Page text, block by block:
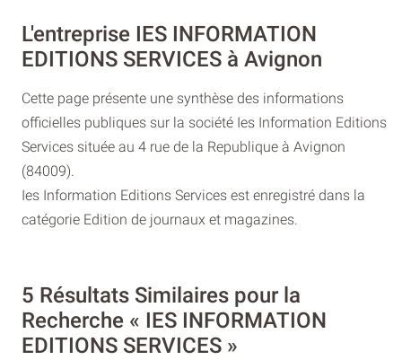
L'entreprise IES INFORMATION
EDITIONS SERVICES à Avignon
Cette page présente une synthèse des informations
officielles publiques sur la société Ies Information Editions
Services située au 4 rue de la Republique à Avignon
(84009).
Ies Information Editions Services est enregistré dans la
catégorie Edition de journaux et magazines.
5 Résultats Similaires pour la
Recherche « IES INFORMATION
EDITIONS SERVICES »